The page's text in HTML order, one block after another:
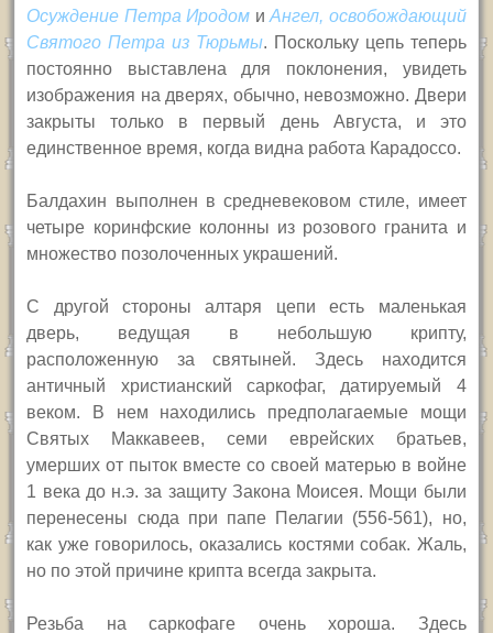
Осуждение Петра Иродом иАнгел, освобождающий
Святого Петра из Тюрьмы. Поскольку цепь теперь
постоянно выставлена для поклонения, увидеть
изображения на дверях, обычно, невозможно. Двери
закрыты только в первый день Августа, и это
единственное время, когда видна работа Карадоссо.
Балдахин выполнен в средневековом стиле, имеет
четыре коринфские колонны из розового гранита и
множество позолоченных украшений.
С другой стороны алтаря цепи есть маленькая
дверь, ведущая в небольшую крипту,
расположенную за святыней. Здесь находится
античный христианский саркофаг, датируемый 4
веком. В нем находились предполагаемые мощи
Святых Маккавеев, семи еврейских братьев,
умерших от пыток вместе со своей матерью в войне
1 века до н.э. за защиту Закона Моисея. Мощи были
перенесены сюда при папе Пелагии (556-561), но,
как уже говорилось, оказались костями собак. Жаль,
но по этой причине крипта всегда закрыта.
Резьба на саркофаге очень хороша. Здесь